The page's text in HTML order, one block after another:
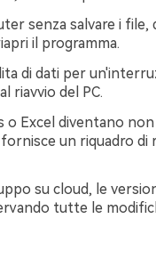
senza salvare i file,
il programma.
di dati per
riavvio del PC.
Excel diventano non
un riquadro di
su cloud, le
tutte le